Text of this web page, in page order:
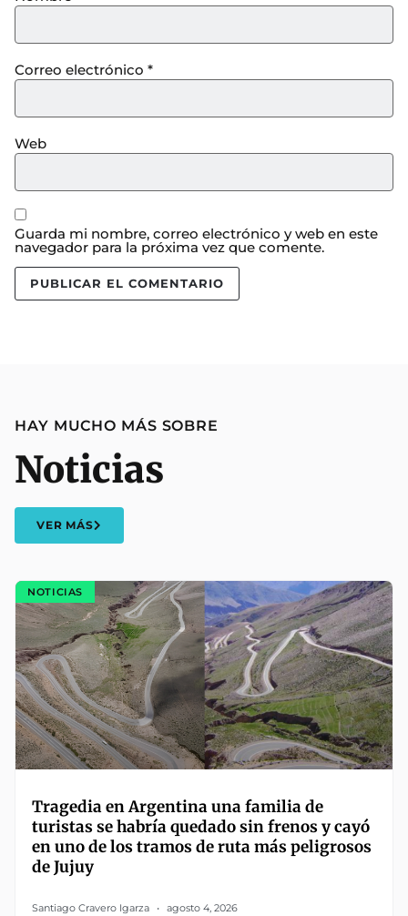
Correo electrónico *
Web
Guarda mi nombre, correo electrónico y web en este
navegador para la próxima vez que comente.
HAY MUCHO MÁS SOBRE
Noticias
VER MÁS
NOTICIAS
Tragedia en Argentina una familia de
turistas se habría quedado sin frenos y cayó
en uno de los tramos de ruta más peligrosos
de Jujuy
Santiago Cravero Igarza agosto 4, 2026